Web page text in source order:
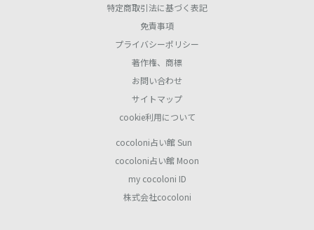
特定商取引法に基づく表記
免責事項
プライバシーポリシー
著作権、商標
お問い合わせ
サイトマップ
cookie利用について
cocoloni占い館 Sun
cocoloni占い館 Moon
my cocoloni ID
株式会社cocoloni